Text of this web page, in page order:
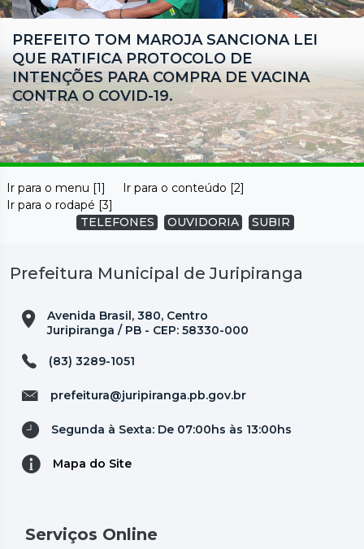
PREFEITO TOM MAROJA SANCIONA LEI
QUE RATIFICA PROTOCOLO DE
INTENÇÕES PARA COMPRA DE VACINA
CONTRA O COVID-19.
Ir para o menu [1]
Ir para o conteúdo [2]
Ir para o rodapé [3]
TELEFONES
OUVIDORIA SUBIR
Prefeitura Municipal de Juripiranga
Avenida Brasil, 380, Centro
Juripiranga / PB - CEP: 58330-000
(83) 3289-1051
prefeitura@juripiranga.pb.gov.br
Segunda à Sexta: De 07:00hs às 13:00hs
Mapa do Site
Serviços Online